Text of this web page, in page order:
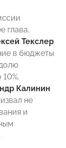
глава,
Текслер
в бюджеты
Калинин
не
и